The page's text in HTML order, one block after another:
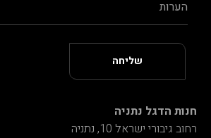
חנות הדגל נתניה
רחוב גיבורי ישראל 10, נתניה